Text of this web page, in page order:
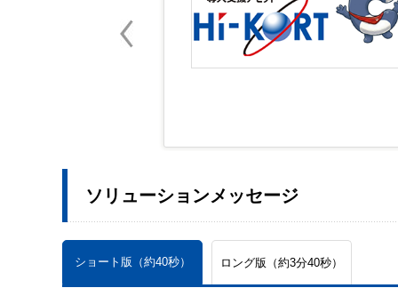
ソリューションメッセージ
ショート版（約40秒） ロング版（約3分40秒）